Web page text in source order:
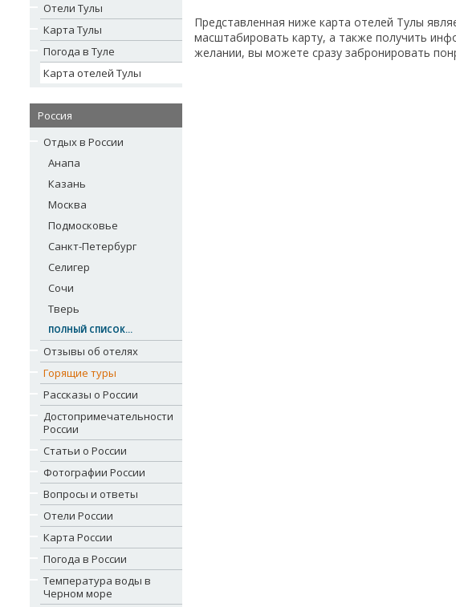
Отели Тулы
Карта Тулы
Погода в Туле
Карта отелей Тулы
Россия
Отдых в России
Анапа
Казань
Москва
Подмосковье
Санкт-Петербург
Селигер
Сочи
Тверь
ПОЛНЫЙ СПИСОК...
Отзывы об отелях
Горящие туры
Рассказы о России
Достопримечательности
России
Статьи о России
Фотографии России
Вопросы и ответы
Отели России
Карта России
Погода в России
Температура воды в
Черном море
Представленная ниже карта отелей Тулы
масштабировать карту, а также получить
желании, вы можете сразу забронировать